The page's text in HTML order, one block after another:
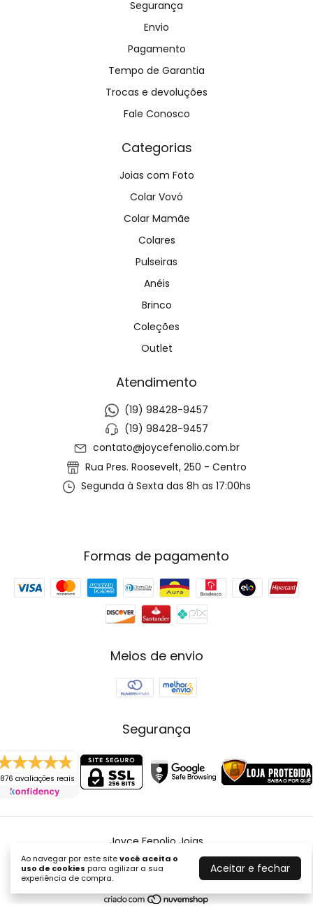
Ao navegar por este sitevocê aceita o
uso de cookies para agilizar a sua
experiência de compra.
Aceitar e fechar
Segurança
Envio
Pagamento
Tempo de Garantia
Trocas e devoluções
Fale Conosco
Categorias
Joias com Foto
Colar Vovó
Colar Mamãe
Colares
Pulseiras
Anéis
Brinco
Coleções
Outlet
Atendimento
(19) 98428-9457
(19) 98428-9457
contato@joycefenolio.com.br
Rua Pres. Roosevelt, 250 - Centro
Segunda à Sexta das 8h as 17:00hs
Formas de pagamento
Meios de envio
Segurança
avaliações reais
Joyce Fenolio Joias
©2026. Joyce Fenolio Joias - 10643287000121. Todos os direitos
reservados.